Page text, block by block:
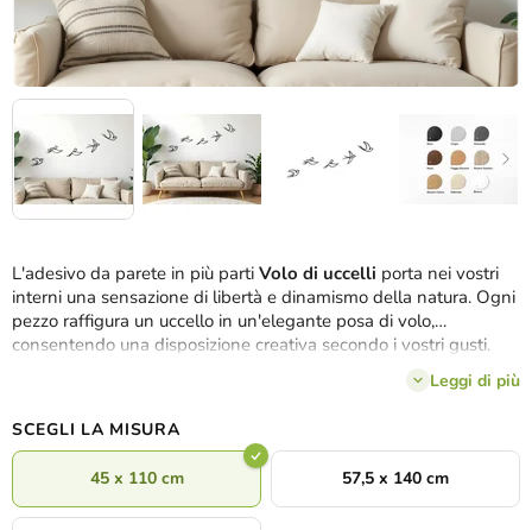
L'adesivo da parete in più parti Volo di uccelli porta nei vostri
interni una sensazione di libertà e dinamismo della natura. Ogni
pezzo raffigura un uccello in un'elegante posa di volo,
consentendo una disposizione creativa secondo i vostri gusti.
Questo design flessibile ravviva qualsiasi spazio e gli conferisce
Leggi di più
SCEGLI LA MISURA
45 x 110 cm 57,5 x 140 cm